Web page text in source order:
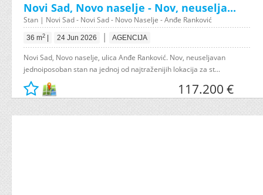
Novi Sad, Novo naselje - Nov, neuselja...
Stan | Novi Sad - Novi Sad - Novo Naselje - Anđe Ranković
36 m2 24 Jun 2026 | AGENCIJA
Novi Sad, Novo naselje, ulica Anđe Ranković. Nov, neuseljavan
jednoiposoban stan na jednoj od najtraženijih lokacija za st...
117.200 €